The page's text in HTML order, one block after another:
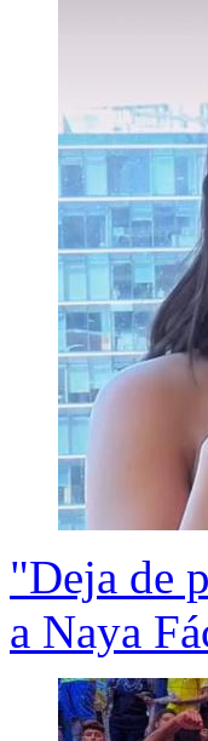
"Deja de
a Naya